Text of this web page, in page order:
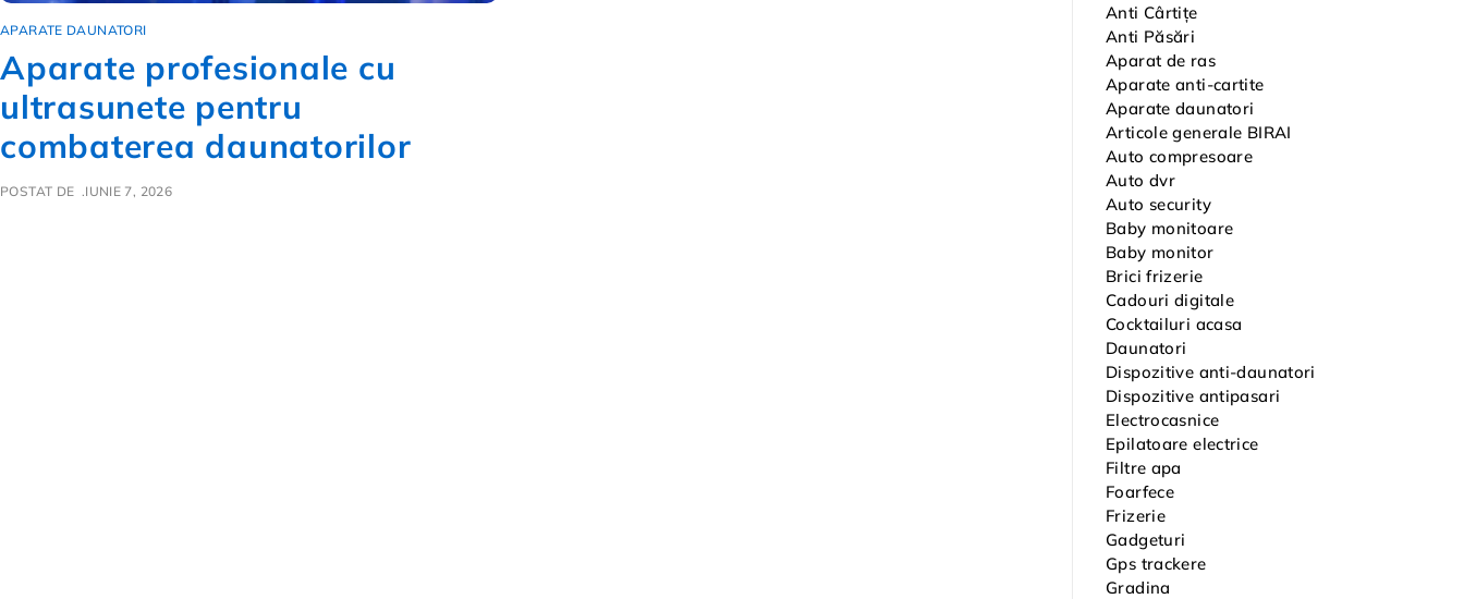
APARATE DAUNATORI
Aparate profesionale cu
ultrasunete pentru
combaterea daunatorilor
POSTAT DE IUNIE 7, 2026
Anti Cârtițe
Anti Păsări
Aparat de ras
Aparate anti-cartite
Aparate daunatori
Articole generale BIRAI
Auto compresoare
Auto dvr
Auto security
Baby monitoare
Baby monitor
Brici frizerie
Cadouri digitale
Cocktailuri acasa
Daunatori
Dispozitive anti-daunatori
Dispozitive antipasari
Electrocasnice
Epilatoare electrice
Filtre apa
Foarfece
Frizerie
Gadgeturi
Gps trackere
Gradina